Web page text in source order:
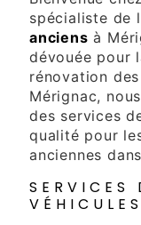
spécialiste de
anciens à
dévouée pour
rénovation
Mérignac,
des services
qualité pour
anciennes
SERVICES